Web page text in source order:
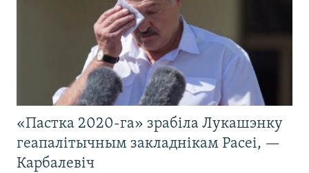
«Пастка 2020-га» зрабіла Лукашэнку
геапалітычным закладнікам Расеі, —
Карбалевіч